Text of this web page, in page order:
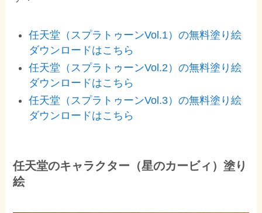
任天堂（スプラトゥーンVol.1）の無料塗り絵
ダウンロードはこちら
任天堂（スプラトゥーンVol.2）の無料塗り絵
ダウンロードはこちら
任天堂（スプラトゥーンVol.3）の無料塗り絵
ダウンロードはこちら
任天堂のキャラクター（星のカービィ）塗り
絵